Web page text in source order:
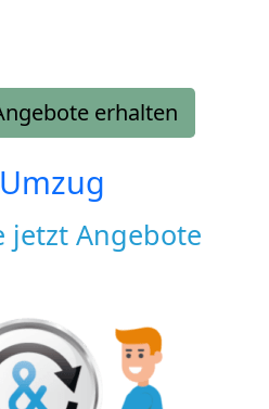
erhalten
jetzt Angebote